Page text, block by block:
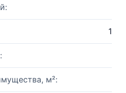
1
м²: